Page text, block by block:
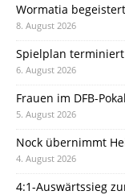
Wormatia
8. August 2026
Spielplan terminiert
6. August 2026
Frauen im DFB-
5. August 2026
Nock übernimmt
4. August 2026
4:1-Auswärtssieg